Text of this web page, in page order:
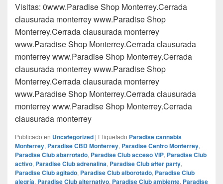
Visitas: 0www.Paradise Shop Monterrey.Cerrada
clausurada monterrey www.Paradise Shop
Monterrey.Cerrada clausurada monterrey
www.Paradise Shop Monterrey.Cerrada clausurada
monterrey www.Paradise Shop Monterrey.Cerrada
clausurada monterrey www.Paradise Shop
Monterrey.Cerrada clausurada monterrey
www.Paradise Shop Monterrey.Cerrada clausurada
monterrey www.Paradise Shop Monterrey.Cerrada
clausurada monterrey
Publicado en Uncategorized | Etiquetado Paradise cannabis
Monterrey, Paradise CBD Monterrey, Paradise Centro Monterrey,
Paradise Club abarrotado, Paradise Club acceso VIP, Paradise Club
activo, Paradise Club adrenalina, Paradise Club after party,
Paradise Club agitado, Paradise Club alborotado, Paradise Club
alegría, Paradise Club alternativo, Paradise Club ambiente, Paradise